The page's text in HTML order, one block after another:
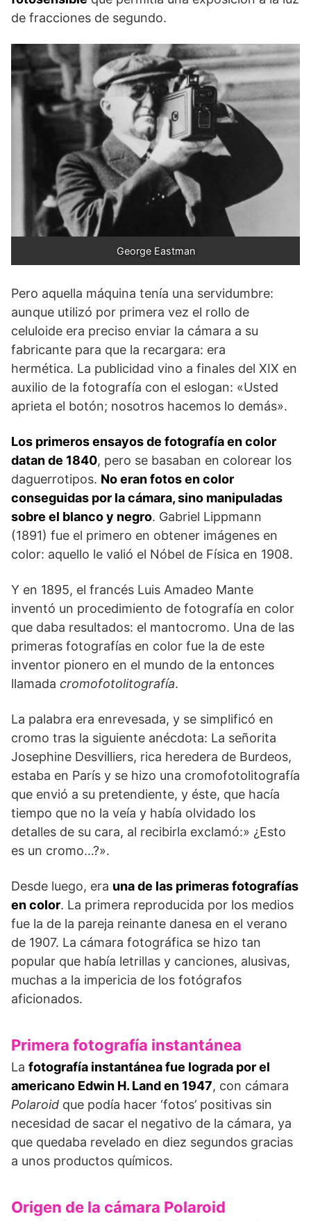
de fracciones de segundo.
George Eastman
Pero aquella máquina tenía una servidumbre:
aunque utilizó por primera vez el rollo de
celuloide era preciso enviar la cámara a su
fabricante para que la recargara: era
hermética. La publicidad vino a finales del XIX en
auxilio de la fotografía con el eslogan: «Usted
aprieta el botón; nosotros hacemos lo demás».
Los primeros ensayos de fotografía en color
datan de 1840, pero se basaban en colorear los
daguerrotipos. No eran fotos en color
conseguidas por la cámara, sino manipuladas
sobre el blanco y negro. Gabriel Lippmann
(1891) fue el primero en obtener imágenes en
color: aquello le valió el Nóbel de Física en 1908.
Y en 1895, el francés Luis Amadeo Mante
inventó un procedimiento de fotografía en color
que daba resultados: el mantocromo. Una de las
primeras fotografías en color fue la de este
inventor pionero en el mundo de la entonces
llamada cromofotolitografía.
La palabra era enrevesada, y se simplificó en
cromo tras la siguiente anécdota: La señorita
Josephine Desvilliers, rica heredera de Burdeos,
estaba en París y se hizo una cromofotolitografía
que envió a su pretendiente, y éste, que hacía
tiempo que no la veía y había olvidado los
detalles de su cara, al recibirla exclamó:» ¿Esto
es un cromo…?».
Desde luego, era una de las primeras fotografías
en color. La primera reproducida por los medios
fue la de la pareja reinante danesa en el verano
de 1907. La cámara fotográfica se hizo tan
popular que había letrillas y canciones, alusivas,
muchas a la impericia de los fotógrafos
aficionados.
Primera fotografía instantánea
La fotografía instantánea fue lograda por el
americano Edwin H. Land en 1947, con cámara
Polaroid que podía hacer ‘fotos’ positivas sin
necesidad de sacar el negativo de la cámara, ya
que quedaba revelado en diez segundos gracias
a unos productos químicos.
Origen de la cámara Polaroid